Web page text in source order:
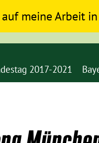
meine Arbeit
2017-2021